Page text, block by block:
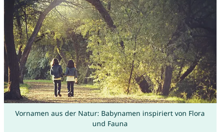
Vornamen aus der Natur: Babynamen inspiriert von Flora
und Fauna